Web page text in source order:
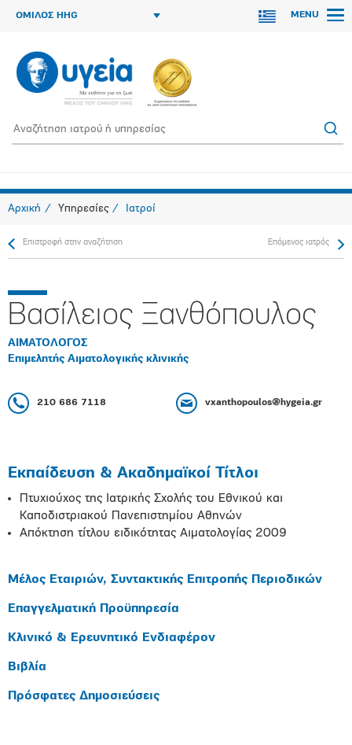
ΟΜΙΛΟΣ HHG MENU
Αρχική Υπηρεσίες Ιατροί
Επιστροφή στην αναζήτηση Επόμενος ιατρός
Βασίλειος Ξανθόπουλος
ΑΙΜΑΤΟΛΟΓΟΣ
Επιμελητής Αιματολογικής κλινικής
210 686 7118 vxanthopoulos@hygeia.gr
Εκπαίδευση & Ακαδημαϊκοί Τίτλοι
Πτυχιούχος της Ιατρικής Σχολής του Εθνικού και
Καποδιστριακού Πανεπιστημίου Αθηνών
Απόκτηση τίτλου ειδικότητας Αιματολογίας 2009
Μέλος Εταιριών, Συντακτικής Επιτροπής Περιοδικών
Επαγγελματική Προϋπηρεσία
Κλινικό & Ερευνητικό Ενδιαφέρον
Βιβλία
Πρόσφατες Δημοσιεύσεις